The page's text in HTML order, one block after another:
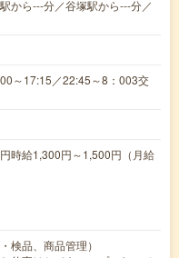
から---分／谷塚駅から---分／
～17:15／22:45～8：003交
時給1,300円～1,500円（月給
検品、商品管理）